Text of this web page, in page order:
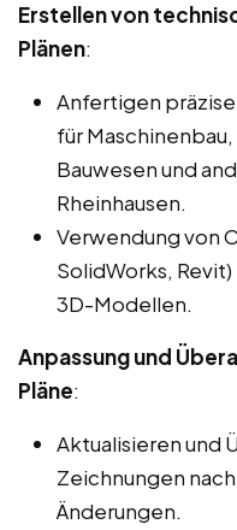
Erstellen von
Plänen:
Anfertigen
für
Bauwesen und
Rheinhausen.
Verwendung von
SolidWorks,
3D-Modellen.
Anpassung und
Pläne:
Aktualisieren und
Zeichnungen
Änderungen.